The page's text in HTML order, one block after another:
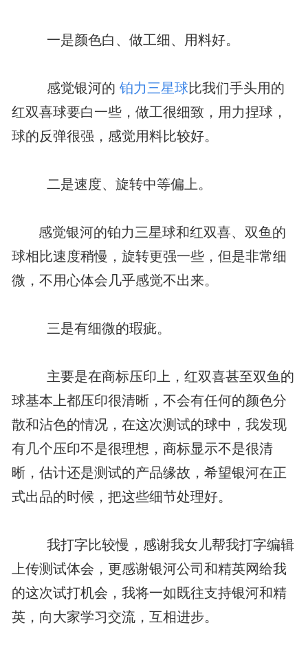
一是颜色白、做工细、用料好。
感觉银河的铂力三星球比我们手头用的
红双喜球要白一些，做工很细致，用力捏球，
球的反弹很强，感觉用料比较好。
二是速度、旋转中等偏上。
感觉银河的铂力三星球和红双喜、双鱼的
球相比速度稍慢，旋转更强一些，但是非常细
微，不用心体会几乎感觉不出来。
三是有细微的瑕疵。
主要是在商标压印上，红双喜甚至双鱼的
球基本上都压印很清晰，不会有任何的颜色分
散和沾色的情况，在这次测试的球中，我发现
有几个压印不是很理想，商标显示不是很清
晰，估计还是测试的产品缘故，希望银河在正
式出品的时候，把这些细节处理好。
我打字比较慢，感谢我女儿帮我打字编辑
上传测试体会，更感谢银河公司和精英网给我
的这次试打机会，我将一如既往支持银河和精
英，向大家学习交流，互相进步。